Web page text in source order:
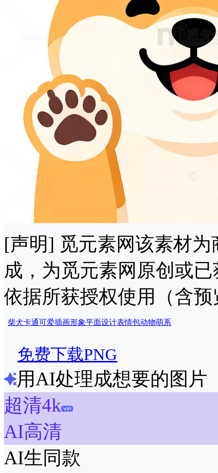
[声明] 觅元素网该素材
成，为觅元素网原创或
依据所获授权使用（含
柴犬卡通可爱插画形象平面设计表情包动物萌系
免费下载PNG
用AI处理成想要的图片
超清4k
AI高清
AI生同款